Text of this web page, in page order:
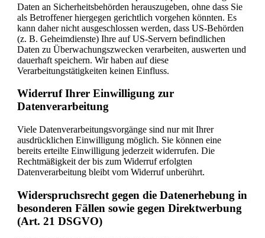
Daten an Sicherheitsbehörden herauszugeben, ohne dass Sie
als Betroffener hiergegen gerichtlich vorgehen könnten. Es
kann daher nicht ausgeschlossen werden, dass US-Behörden
(z. B. Geheimdienste) Ihre auf US-Servern befindlichen
Daten zu Überwachungszwecken verarbeiten, auswerten und
dauerhaft speichern. Wir haben auf diese
Verarbeitungstätigkeiten keinen Einfluss.
Widerruf Ihrer Einwilligung zur
Datenverarbeitung
Viele Datenverarbeitungsvorgänge sind nur mit Ihrer
ausdrücklichen Einwilligung möglich. Sie können eine
bereits erteilte Einwilligung jederzeit widerrufen. Die
Rechtmäßigkeit der bis zum Widerruf erfolgten
Datenverarbeitung bleibt vom Widerruf unberührt.
Widerspruchsrecht gegen die Datenerhebung in
besonderen Fällen sowie gegen Direktwerbung
(Art. 21 DSGVO)